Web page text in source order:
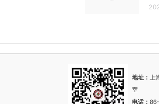
地址：上
室
电话：